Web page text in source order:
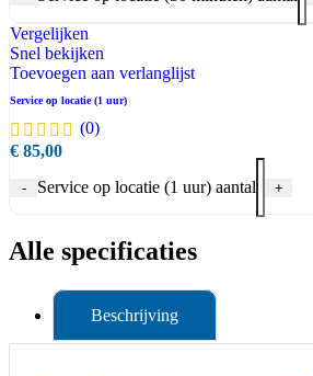
Vergelijken
Snel bekijken
Toevoegen aan verlanglijst
Service op locatie (1 uur)
(0)
€ 85,00
- Service op locatie (1 uur) aantal +
Alle specificaties
Beschrijving